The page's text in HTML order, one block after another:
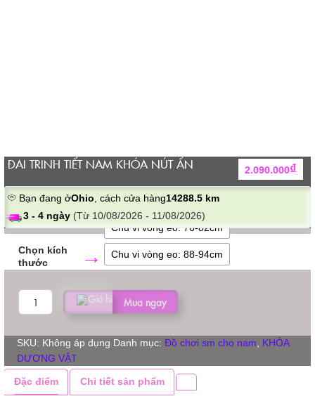
2.090.000₫
ĐAI TRINH TIẾT NAM KHÓA NÚT ẤN
Bạn đang ởOhio, cách cửa hàng14288.5 km
3 - 4 ngày (Từ 10/08/2026 - 11/08/2026)
kích
thước
Chu vi vòng eo: 76-82cm
Chu vi vòng eo: 88-94cm
ĐAI
TRINH
NAM
KHÓA
NÚT
ẤN
Mua ngay
SKU: Không áp dụng Danh mục: Đồ chơi sm cho nam
KHÓA
DƯƠNG VẬT
Đặc điểm Chi tiết sản phẩm